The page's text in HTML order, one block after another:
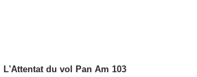
L'Attentat du vol Pan Am 103